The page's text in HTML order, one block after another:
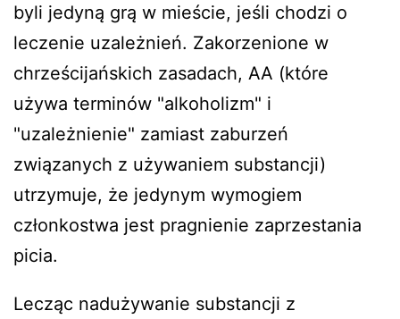
byli jedyną grą w mieście, jeśli chodzi o
leczenie uzależnień. Zakorzenione w
chrześcijańskich zasadach, AA (które
używa terminów "alkoholizm" i
"uzależnienie" zamiast zaburzeń
związanych z używaniem substancji)
utrzymuje, że jedynym wymogiem
członkostwa jest pragnienie zaprzestania
picia.
Lecząc nadużywanie substancji z